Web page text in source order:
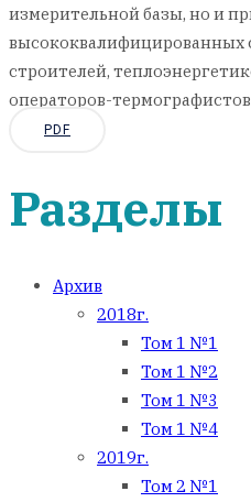
измерительной базы, но и
высококвалифицированных
строителей,
операторов-термографистов
PDF
Разделы
Архив
2018г.
Том 1 №1
Том 1 №2
Том 1 №3
Том 1 №4
2019г.
Том 2 №1